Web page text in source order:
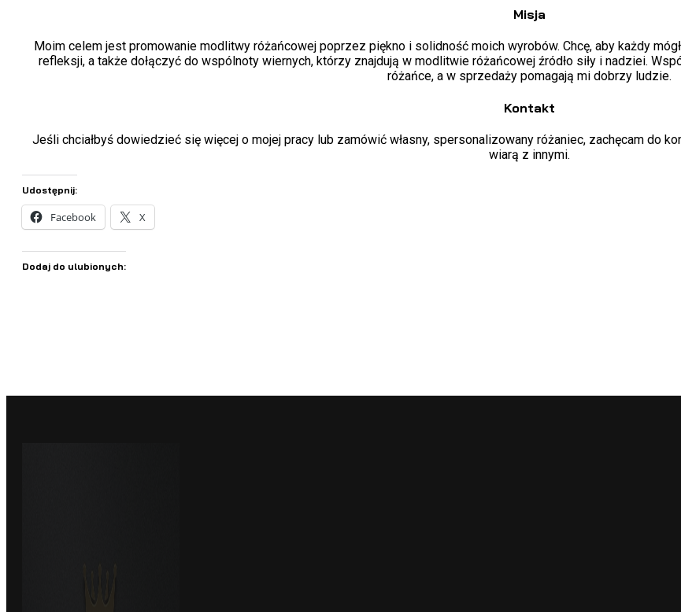
Misja
Moim celem jest promowanie modlitwy różańcowej poprzez piękno i solidność moich wyrobów. Chcę, aby każdy
refleksji, a także dołączyć do wspólnoty wiernych, którzy znajdują w modlitwie różańcowej źródło siły i nadziei.
różańce, a w sprzedaży pomagają mi dobrzy ludzie.
Kontakt
Jeśli chciałbyś dowiedzieć się więcej o mojej pracy lub zamówić własny, spersonalizowany różaniec, zachęcam do
wiarą z innymi.
Udostępnij:
Facebook X
Dodaj do ulubionych: